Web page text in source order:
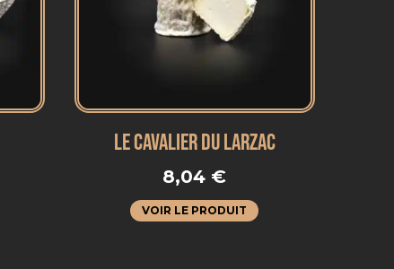
LE CAVALIER DU LARZAC
8,04 €
VOIR LE PRODUIT